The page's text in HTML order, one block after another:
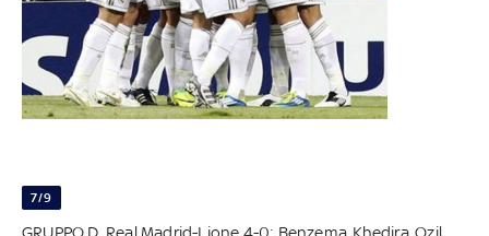
7/9
GRUPPO D. Real Madrid-Lione 4-0: Benzema, Khedira, Ozil,